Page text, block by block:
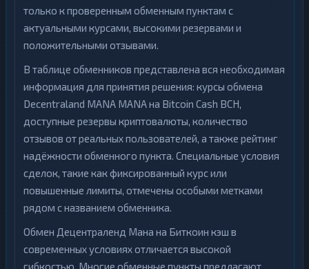
только к проверенным обменным пунктам с
актуальными курсами, высокими резервами и
положительными отзывами.
В таблице обменников представлена вся необходимая
информация для принятия решения: курсы обмена
Decentraland MANA MANA на Bitcoin Cash BCH,
доступные резервы криптовалюты, количество
отзывов от реальных пользователей, а также рейтинг
надёжности обменного пункта. Специальные условия
сделок, такие как фиксированный курс или
повышенные лимиты, отмечены особыми метками
рядом с названием обменника.
Обмен Децентраленд Мана на Биткоин кэш в
современных условиях отличается высокой
гибкостью. Многие обменные пункты предлагают